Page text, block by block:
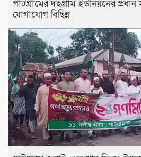
পাটগ্রামের দহগ্রাম ইউনিয়নের
যোগাযোগ বিছিন্ন